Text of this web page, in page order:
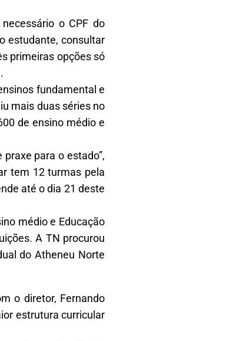
o CPF do
estudante, consultar
primeiras opções só
fundamental e
mais duas séries no
de ensino médio e
para o estado”,
tem 12 turmas pela
até o dia 21 deste
médio e Educação
A TN procurou
do Atheneu Norte
o diretor, Fernando
estrutura curricular